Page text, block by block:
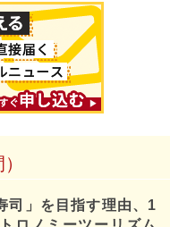
司」を目指す理由、1